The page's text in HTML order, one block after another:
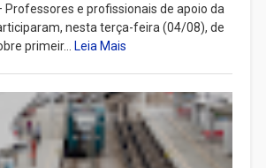
Professores e profissionais de apoio da
nesta terça-feira (04/08), de
primeir...
Leia Mais